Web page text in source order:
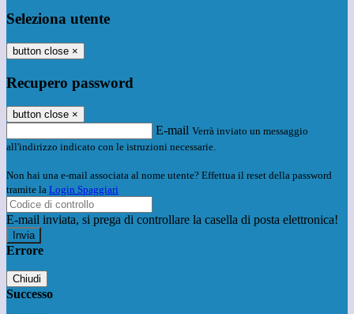
Seleziona utente
button close ×
Recupero password
button close ×
E-mail Verrà inviato un messaggio
all'indirizzo indicato con le istruzioni necessarie.
Non hai una e-mail associata al nome utente? Effettua il reset della password
tramite la Login Spaggiari
E-mail inviata, si prega di controllare la casella di posta elettronica!
Errore
Chiudi
Successo